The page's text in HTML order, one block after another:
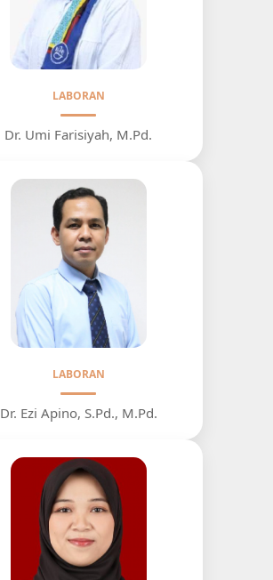
LABORAN
Dr. Umi Farisiyah, M.Pd.
LABORAN
Dr. Ezi Apino, S.Pd., M.Pd.